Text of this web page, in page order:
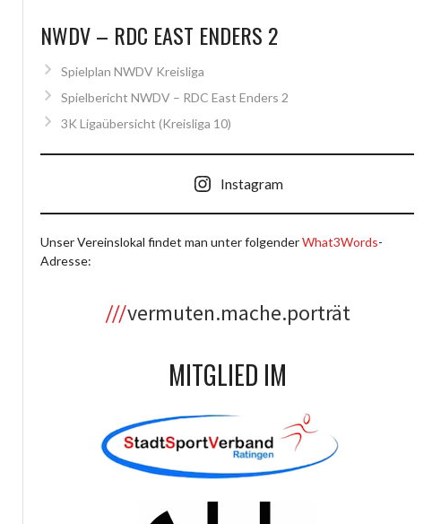
NWDV – RDC EAST ENDERS 2
Spielplan NWDV Kreisliga
Spielbericht NWDV – RDC East Enders 2
3K Ligaübersicht (Kreisliga 10)
Instagram
Unser Vereinslokal findet man unter folgenderWhat3Words-
Adresse:
vermuten.mache.porträt
MITGLIED IM